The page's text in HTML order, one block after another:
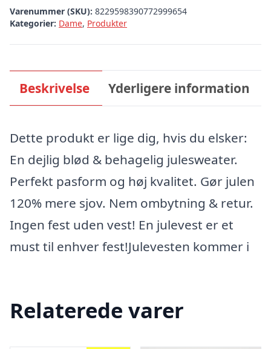
Varenummer (SKU): 8229598390772999654
Kategorier: Dame, Produkter
Beskrivelse Yderligere information
Dette produkt er lige dig, hvis du elsker:
En dejlig blød & behagelig julesweater.
Perfekt pasform og høj kvalitet. Gør julen
120% mere sjov. Nem ombytning & retur.
Ingen fest uden vest! En julevest er et
must til enhver fest!Julevesten kommer i
Relaterede varer